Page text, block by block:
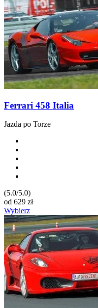
Ferrari 458 Italia
Jazda po Torze
(5.0/5.0)
od 629 zł
Wybierz